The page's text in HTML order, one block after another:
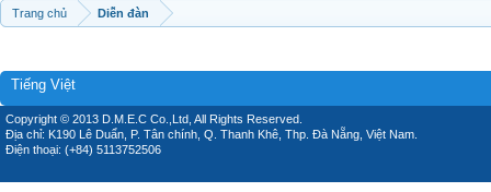
Trang chủ Diễn đàn
Tiếng Việt
Copyright © 2013 D.M.E.C Co.,Ltd, All Rights Reserved.
Địa chỉ: K190 Lê Duẩn, P. Tân chính, Q. Thanh Khê, Thp. Đà Nẵng, Việt Nam.
Điện thoại: (+84) 5113752506